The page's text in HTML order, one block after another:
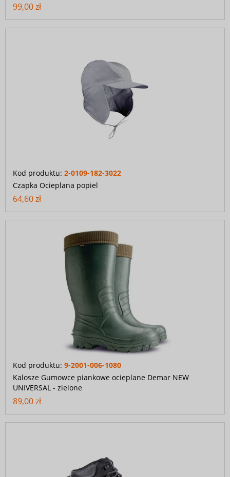
99,00 zł
Kod produktu: 2-0109-182-3022
Czapka Ocieplana popiel
64,60 zł
Kod produktu: 9-2001-006-1080
Kalosze Gumowce piankowe ocieplane Demar NEW
UNIVERSAL - zielone
89,00 zł